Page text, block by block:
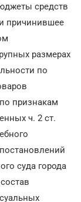
средств
причинившее
размерах
по
признакам
ч. 2 ст.
суда города